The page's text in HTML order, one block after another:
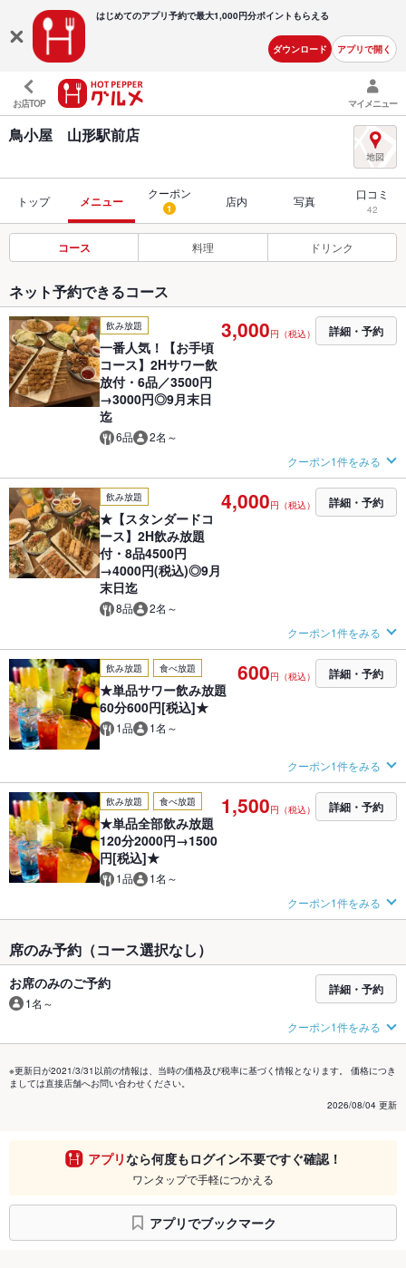
はじめてのアプリ予約で最大1,000円分ポイントもらえる
ダウンロード アプリで開く
お店TOP マイメニュー
鳥小屋 山形駅前店
トップ メニュー
クーポン
1 店内 写真 口コミ
42
コース 料理 ドリンク
ネット予約できるコース
飲み放題
一番人気！【お手頃
コース】2Hサワー飲
放付・6品／3500円
→3000円◎9月末日
迄
6品 2名～
3,000円（税込） 詳細・予約
クーポン1件をみる
飲み放題
★【スタンダードコ
ース】2H飲み放題
付・8品4500円
→4000円(税込)◎9月
末日迄
8品 2名～
4,000円（税込） 詳細・予約
クーポン1件をみる
飲み放題 食べ放題
★単品サワー飲み放題
60分600円[税込]★
1品 1名～
600円（税込） 詳細・予約
クーポン1件をみる
飲み放題 食べ放題
★単品全部飲み放題
120分2000円→1500
円[税込]★
1品 1名～
1,500円（税込） 詳細・予約
クーポン1件をみる
席のみ予約（コース選択なし）
お席のみのご予約
1名～
詳細・予約
クーポン1件をみる
※更新日が2021/3/31以前の情報は、当時の価格及び税率に基づく情報となります。 価格につき
ましては直接店舗へお問い合わせください。
2026/08/04 更新
アプリなら何度もログイン不要ですぐ確認！
ワンタップで手軽につかえる
アプリでブックマーク